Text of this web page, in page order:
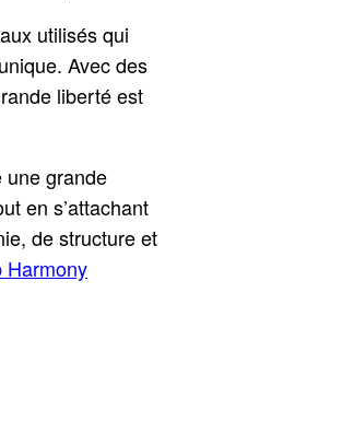
utilisés qui
Avec des
liberté est
une grande
en s’attachant
de structure et
Harmony